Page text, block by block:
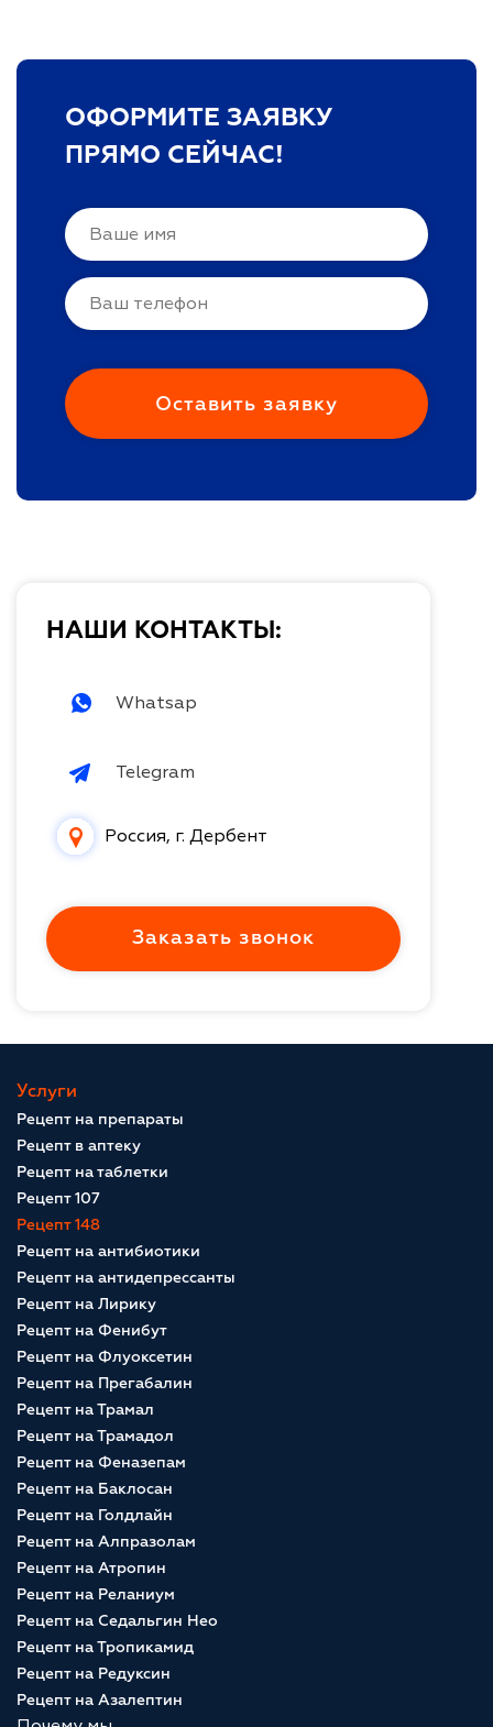
ОФОРМИТЕ ЗАЯВКУ
ПРЯМО СЕЙЧАС!
НАШИ КОНТАКТЫ:
Whatsap
Telegram
Россия, г. Дербент
Заказать звонок
Услуги
Рецепт на препараты
Рецепт в аптеку
Рецепт на таблетки
Рецепт 107
Рецепт 148
Рецепт на антибиотики
Рецепт на антидепрессанты
Рецепт на Лирику
Рецепт на Фенибут
Рецепт на Флуоксетин
Рецепт на Прегабалин
Рецепт на Трамал
Рецепт на Трамадол
Рецепт на Феназепам
Рецепт на Баклосан
Рецепт на Голдлайн
Рецепт на Алпразолам
Рецепт на Атропин
Рецепт на Реланиум
Рецепт на Седальгин Нео
Рецепт на Тропикамид
Рецепт на Редуксин
Рецепт на Азалептин